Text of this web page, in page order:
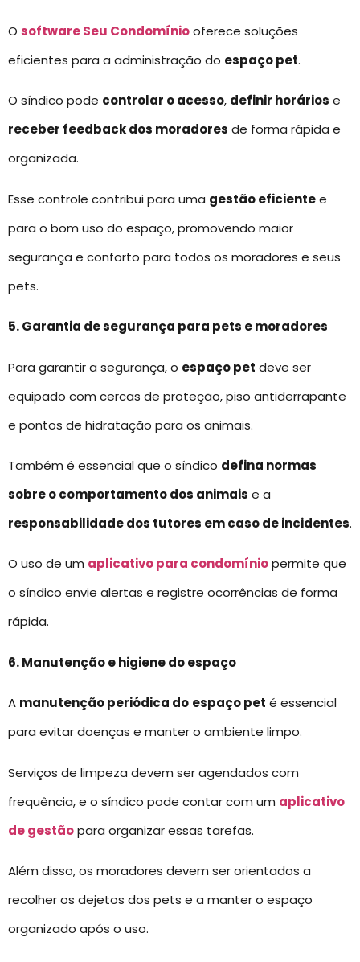
O software Seu Condomíniooferece soluções
eficientes para a administração do espaço pet.
O síndico pode controlar o acesso, definir horários e
receber feedback dos moradores de forma rápida e
organizada.
Esse controle contribui para uma gestão eficientee
para o bom uso do espaço, promovendo maior
segurança e conforto para todos os moradores e seus
pets.
5. Garantia de segurança para pets e moradores
Para garantir a segurança, o espaço pet deve ser
equipado com cercas de proteção, piso antiderrapante
e pontos de hidratação para os animais.
Também é essencial que o síndico defina normas
sobre o comportamento dos animais e a
responsabilidade dos tutores em caso de incidentes.
O uso de um aplicativo para condomíniopermite que
o síndico envie alertas e registre ocorrências de forma
rápida.
6. Manutenção e higiene do espaço
A manutenção periódica do espaço pet é essencial
para evitar doenças e manter o ambiente limpo.
Serviços de limpeza devem ser agendados com
frequência, e o síndico pode contar com um aplicativo
de gestãopara organizar essas tarefas.
Além disso, os moradores devem ser orientados a
recolher os dejetos dos pets e a manter o espaço
organizado após o uso.